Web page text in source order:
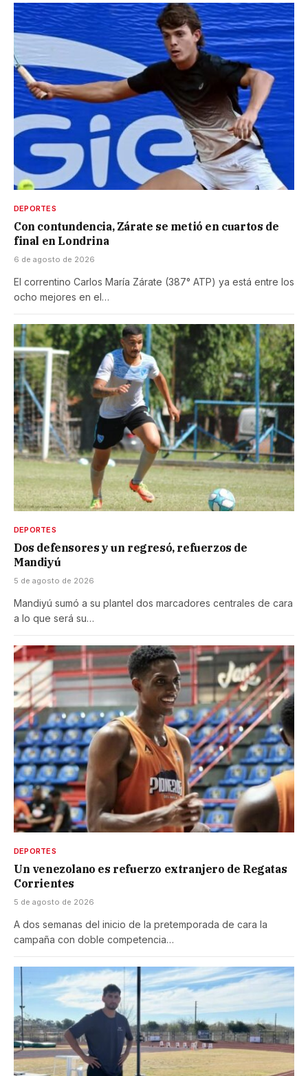
DEPORTES
Con contundencia, Zárate se metió en cuartos de
final en Londrina
6 de agosto de 2026
El correntino Carlos María Zárate (387° ATP) ya está entre los
ocho mejores en el…
DEPORTES
Dos defensores y un regresó, refuerzos de
Mandiyú
5 de agosto de 2026
Mandiyú sumó a su plantel dos marcadores centrales de cara
a lo que será su…
DEPORTES
Un venezolano es refuerzo extranjero de Regatas
Corrientes
5 de agosto de 2026
A dos semanas del inicio de la pretemporada de cara la
campaña con doble competencia…